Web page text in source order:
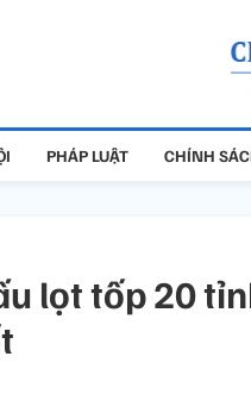
PHÁP LUẬT CHÍNH
lọt tốp 20